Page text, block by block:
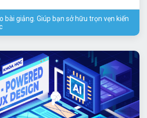
bài giảng. Giúp bạn sở hữu trọn vẹn kiến